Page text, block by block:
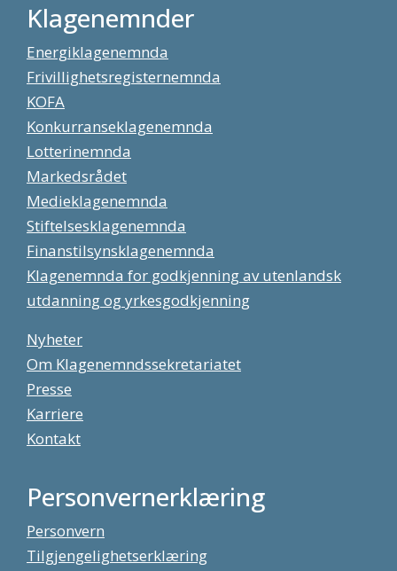
Klagenemnder
Energiklagenemnda
Frivillighetsregisternemnda
KOFA
Konkurranseklagenemnda
Lotterinemnda
Markedsrådet
Medieklagenemnda
Stiftelsesklagenemnda
Finanstilsynsklagenemnda
Klagenemnda for godkjenning av utenlandsk
utdanning og yrkesgodkjenning
Nyheter
Om Klagenemndssekretariatet
Presse
Karriere
Kontakt
Personvernerklæring
Personvern
Tilgjengelighetserklæring